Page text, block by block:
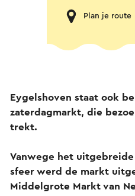
Plan je route
Eygelshoven staat ook
zaterdagmarkt, die
trekt.
Vanwege het
sfeer werd de markt
Middelgrote Markt van